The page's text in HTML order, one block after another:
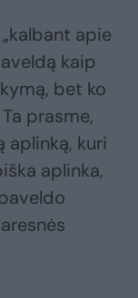
apie
kaip
bet ko
prasme,
aplinką, kuri
aplinka,